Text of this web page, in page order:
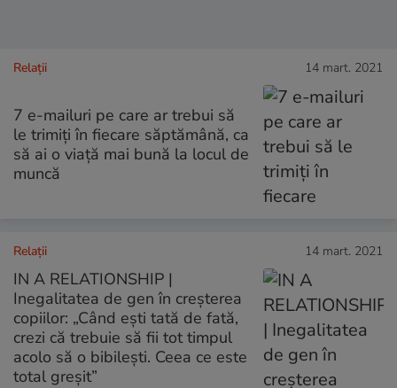
Relații 14 mart. 2021
7 e-mailuri pe care ar trebui să
le trimiți în fiecare săptămână, ca
să ai o viață mai bună la locul de
muncă
Relații 14 mart. 2021
IN A RELATIONSHIP |
Inegalitatea de gen în creșterea
copiilor: „Când ești tată de fată,
crezi că trebuie să fii tot timpul
acolo să o bibilești. Ceea ce este
total greșit”